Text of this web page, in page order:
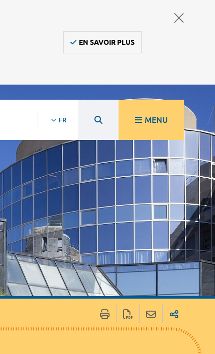
EN SAVOIR PLUS
FR MENU